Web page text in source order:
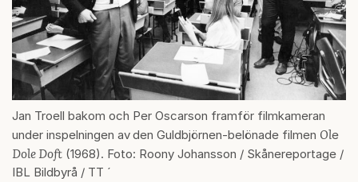
Jan Troell bakom och Per Oscarson framför filmkameran
under inspelningen avden Guldbjörnen-belönade filmen Ole
Dole Doft (1968). Foto: Roony Johansson / Skånereportage /
IBL Bildbyrå / TT ´